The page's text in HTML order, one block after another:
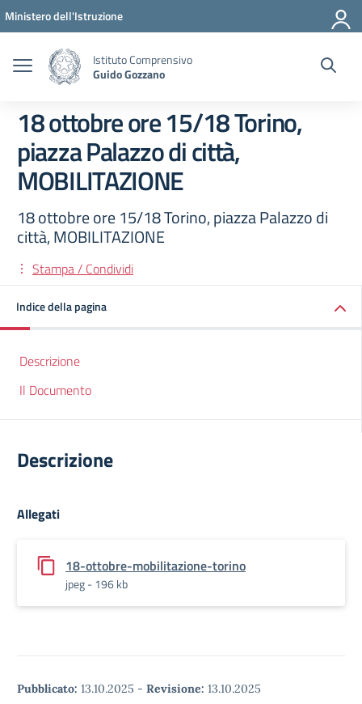
Vai ai contenuti
Vai al menu di navigazione
Vai al footer
Ministero dell'Istruzione
Istituto Comprensivo
Guido Gozzano
18 ottobre ore 15/18 Torino,
piazza Palazzo di città,
MOBILITAZIONE
18 ottobre ore 15/18 Torino, piazza Palazzo di
città, MOBILITAZIONE
Stampa / Condividi
Indice della pagina
Descrizione
Il Documento
Descrizione
Allegati
18-ottobre-mobilitazione-torino
jpeg - 196 kb
Pubblicato: 13.10.2025 - Revisione: 13.10.2025